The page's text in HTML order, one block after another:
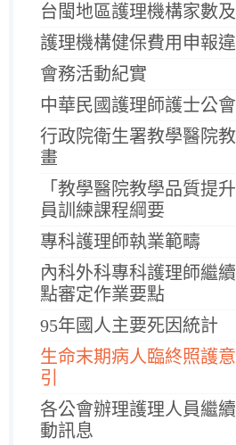
台閩地區護理機構家數
護理機構健保費用申報
會務活動紀實
中華民國護理師護士公
行政院衛生署教學醫院
畫
「教學醫院教學品質提
員訓練課程綱要
專科護理師執業範疇
內科外科專科護理師繼
點審定作業要點
95年國人主要死因統計
生命末期病人臨終照護
引
各公會辦理護理人員繼
動訊息